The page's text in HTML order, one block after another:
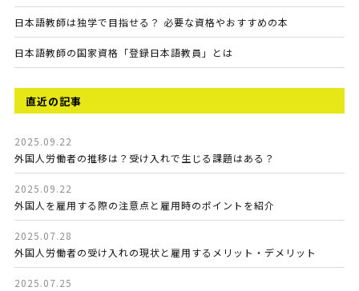
日本語教師は独学で目指せる？ 必要な資格やおすすめの本
日本語教師の国家資格「登録日本語教員」とは
直近の記事
2025.09.22
外国人労働者の推移は？受け入れで生じる課題はある？
2025.09.22
外国人を雇用する際の注意点と雇用時のポイントを紹介
2025.07.28
外国人労働者の受け入れの現状と雇用するメリット・デメリット
2025.07.25